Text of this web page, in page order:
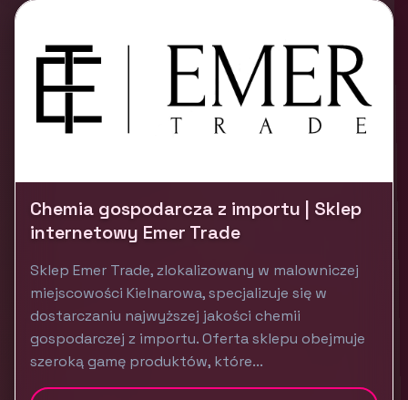
Chemia gospodarcza z importu | Sklep
internetowy Emer Trade
Sklep Emer Trade, zlokalizowany w malowniczej
miejscowości Kielnarowa, specjalizuje się w
dostarczaniu najwyższej jakości chemii
gospodarczej z importu. Oferta sklepu obejmuje
szeroką gamę produktów, które...